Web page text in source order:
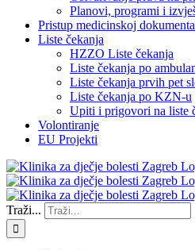
Planovi, programi i
Pristup medicinskoj
Liste čekanja
HZZO Liste čekanja
Liste čekanja po
Liste čekanja prvih pet
Liste čekanja po KZN-u
Upiti i prigovori na liste
Volontiranje
EU Projekti
Traži...